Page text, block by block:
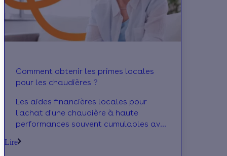
Comment obtenir les primes locales
pour les chaudières ?
Les aides financières locales pour
l'achat d'une chaudière à haute
performances souvent cumulables avec
mairies, départements, régions.
Lire